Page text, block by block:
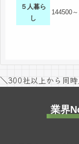
５人暮ら
し
144500
＼300社以上から同
業界